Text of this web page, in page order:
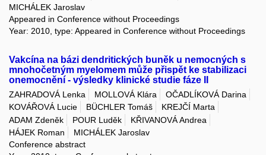
MICHÁLEK Jaroslav
Appeared in Conference without Proceedings
Year: 2010, type: Appeared in Conference without Proceedings
Vakcína na bázi dendritických buněk u nemocných s
mnohočetným myelomem může přispět ke stabilizaci
onemocnění - výsledky klinické studie fáze II
ZAHRADOVÁ Lenka MOLLOVÁ Klára
OČADLÍKOVÁ Darina
KOVÁŘOVÁ Lucie
BÜCHLER Tomáš
KREJČÍ Marta
ADAM Zdeněk
POUR Luděk
KŘIVANOVÁ Andrea
HÁJEK Roman
MICHÁLEK Jaroslav
Conference abstract